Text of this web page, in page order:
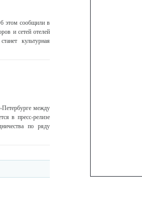
этом сообщили в
и сетей отелей
культурная
Петербурге между
в пресс-релизе
по ряду